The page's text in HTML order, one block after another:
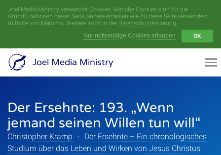
Joel Media Ministry verwendet Cookies. Manche Cookies sind für die
Grundfunktionen dieser Seite, andere erfassen wie du diese Seite verwendest
mithilfe von Matomo. Weitere Infos in der Datenschutzerklärung.
Nur notwendige Cookies erlauben
OK
Joel Media Ministry
Der Ersehnte: 193. „Wenn
jemand seinen Willen tun will“
Christopher Kramp ·
Der Ersehnte – Ein chronologisches
Studium über das Leben und Wirken von Jesus Christus
Menü
Videoarchiv
Serien
Sprecher
Themen